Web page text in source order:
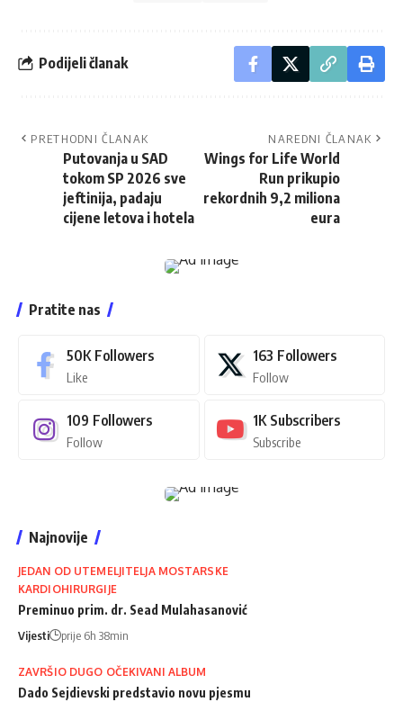
Podijeli članak
PRETHODNI ČLANAK
Putovanja u SAD
tokom SP 2026 sve
jeftinija, padaju
cijene letova i hotela
NAREDNI ČLANAK
Wings for Life World
Run prikupio
rekordnih 9,2 miliona
eura
Pratite nas
50K Followers
Like
163 Followers
Follow
109 Followers
Follow
1K Subscribers
Subscribe
Najnovije
JEDAN OD UTEMELJITELJA MOSTARSKE
KARDIOHIRURGIJE
Preminuo prim. dr. Sead Mulahasanović
Vijesti prije 6h 38min
ZAVRŠIO DUGO OČEKIVANI ALBUM
Dado Sejdievski predstavio novu pjesmu